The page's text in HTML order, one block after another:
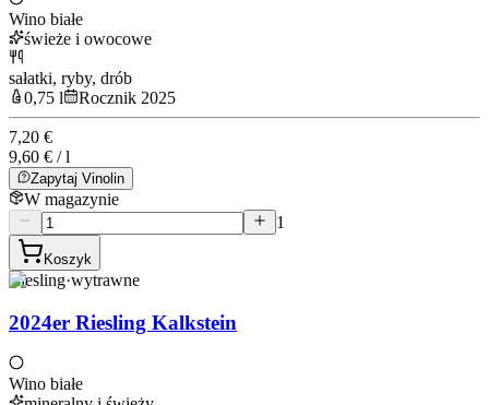
Wino białe
świeże i owocowe
sałatki, ryby, drób
0,75 l
Rocznik 2025
7,20 €
9,60 € / l
Zapytaj Vinolin
W magazynie
1
Koszyk
Riesling·wytrawne
2024er Riesling Kalkstein
Wino białe